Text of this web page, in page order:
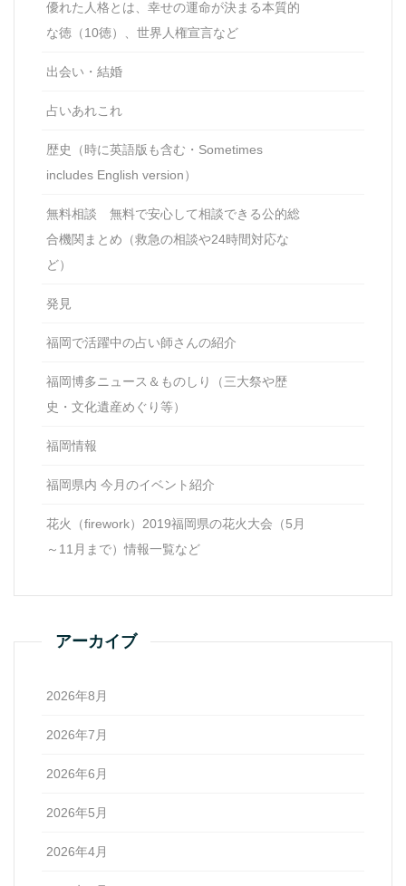
優れた人格とは、幸せの運命が決まる本質的
な徳（10徳）、世界人権宣言など
出会い・結婚
占いあれこれ
歴史（時に英語版も含む・Sometimes
includes English version）
無料相談 無料で安心して相談できる公的総
合機関まとめ（救急の相談や24時間対応な
ど）
発見
福岡で活躍中の占い師さんの紹介
福岡博多ニュース＆ものしり（三大祭や歴
史・文化遺産めぐり等）
福岡情報
福岡県内 今月のイベント紹介
花火（firework）2019福岡県の花火大会（5月
～11月まで）情報一覧など
アーカイブ
2026年8月
2026年7月
2026年6月
2026年5月
2026年4月